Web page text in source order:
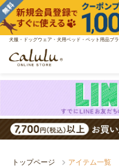
犬服・ドッグウェア・犬用ベッド・ペット用品ブ
トップページ アイテム一覧